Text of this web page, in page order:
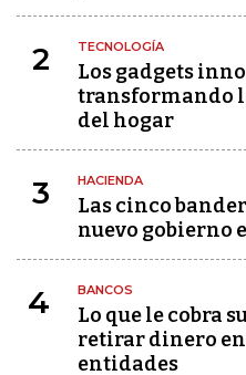
2 TECNOLOGÍA
Los gadgets
transformando
del hogar
3 HACIENDA
Las cinco
nuevo gobierno
4 BANCOS
Lo que le cobra
retirar dinero en
entidades